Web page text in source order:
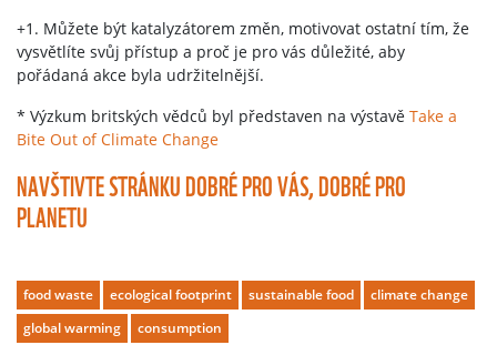
+1. Můžete být katalyzátorem změn, motivovat ostatní tím, že
vysvětlíte svůj přístup a proč je pro vás důležité, aby
pořádaná akce byla udržitelnější.
* Výzkum britských vědců byl představen na výstavě Take a
Bite Out of Climate Change
NAVŠTIVTE STRÁNKU DOBRÉ PRO VÁS, DOBRÉ PRO
PLANETU
food waste ecological footprint sustainable food
climate change
global warming
consumption